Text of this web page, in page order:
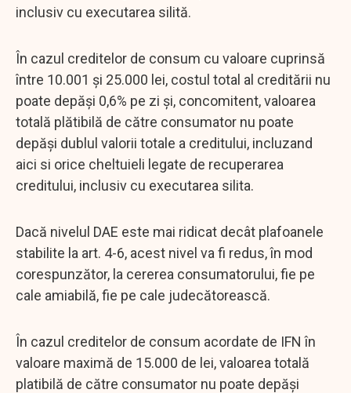
inclusiv cu executarea silită.
În cazul creditelor de consum cu valoare cuprinsă
între 10.001 și 25.000 lei, costul total al creditării nu
poate depăși 0,6% pe zi și, concomitent, valoarea
totală plătibilă de către consumator nu poate
depăși dublul valorii totale a creditului, incluzand
aici si orice cheltuieli legate de recuperarea
creditului, inclusiv cu executarea silita.
Dacă nivelul DAE este mai ridicat decât plafoanele
stabilite la art. 4-6, acest nivel va fi redus, în mod
corespunzător, la cererea consumatorului, fie pe
cale amiabilă, fie pe cale judecătorească.
În cazul creditelor de consum acordate de IFN în
valoare maximă de 15.000 de lei, valoarea totală
platibilă de către consumator nu poate depăşi